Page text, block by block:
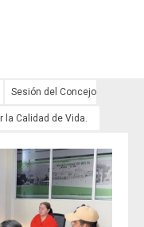
Sesión del Concejo
la Calidad de Vida.